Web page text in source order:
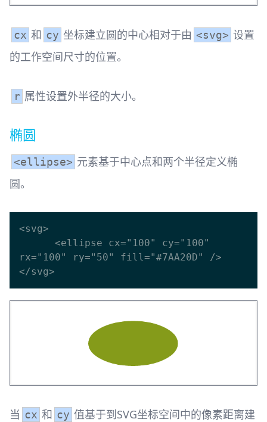
cx 和 cy 坐标建立圆的中心相对于由 <svg> 设置
的工作空间尺寸的位置。
r 属性设置外半径的大小。
椭圆
<ellipse> 元素基于中心点和两个半径定义椭
圆。
<svg>
rx="100" ry="50" fill="#7AA20D" />
当 cx 和 cy 值基于到SVG坐标空间中的像素距离建